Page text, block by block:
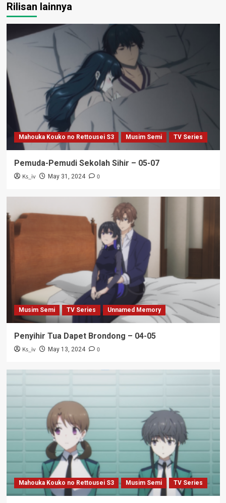
Rilisan lainnya
Mahouka Kouko no Rettousei S3 Musim Semi TV Series
Pemuda-Pemudi Sekolah Sihir – 05-07
Ks_iv May 31, 2024 0
Musim Semi TV Series Unnamed Memory
Penyihir Tua Dapet Brondong – 04-05
Ks_iv May 13, 2024 0
Mahouka Kouko no Rettousei S3 Musim Semi TV Series